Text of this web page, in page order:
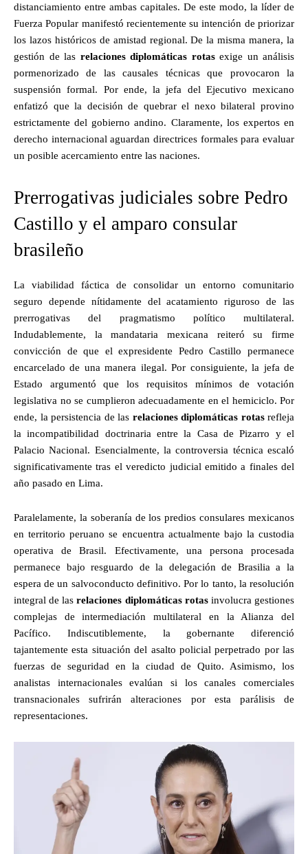
distanciamiento entre ambas capitales. De este modo, la líder de
Fuerza Popular manifestó recientemente su intención de priorizar
los lazos históricos de amistad regional. De la misma manera, la
gestión de las relaciones diplomáticas rotasexige un análisis
pormenorizado de las causales técnicas que provocaron la
suspensión formal. Por ende, la jefa del Ejecutivo mexicano
enfatizó que la decisión de quebrar el nexo bilateral provino
estrictamente del gobierno andino. Claramente, los expertos en
derecho internacional aguardan directrices formales para evaluar
un posible acercamiento entre las naciones.
Prerrogativas judiciales sobre Pedro
Castillo y el amparo consular
brasileño
La viabilidad fáctica de consolidar un entorno comunitario
seguro depende nítidamente del acatamiento riguroso de las
prerrogativas del pragmatismo político multilateral.
Indudablemente, la mandataria mexicana reiteró su firme
convicción de que el expresidente Pedro Castillo permanece
encarcelado de una manera ilegal. Por consiguiente, la jefa de
Estado argumentó que los requisitos mínimos de votación
legislativa no se cumplieron adecuadamente en el hemiciclo. Por
ende, la persistencia de las relaciones diplomáticas rotasrefleja
la incompatibilidad doctrinaria entre la Casa de Pizarro y el
Palacio Nacional. Esencialmente, la controversia técnica escaló
significativamente tras el veredicto judicial emitido a finales del
año pasado en Lima.
Paralelamente, la soberanía de los predios consulares mexicanos
en territorio peruano se encuentra actualmente bajo la custodia
operativa de Brasil. Efectivamente, una persona procesada
permanece bajo resguardo de la delegación de Brasilia a la
espera de un salvoconducto definitivo. Por lo tanto, la resolución
integral de lasrelaciones diplomáticas rotasinvolucra gestiones
complejas de intermediación multilateral en la Alianza del
Pacífico. Indiscutiblemente, la gobernante diferenció
tajantemente esta situación del asalto policial perpetrado por las
fuerzas de seguridad en la ciudad de Quito. Asimismo, los
analistas internacionales evalúan si los canales comerciales
transnacionales sufrirán alteraciones por esta parálisis de
representaciones.